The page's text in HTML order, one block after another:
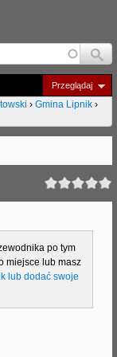
Przeglądaj
› Gmina Lipnik ›
po tym
miejsce lub masz
lub dodać swoje